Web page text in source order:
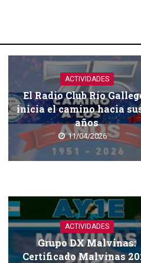
ACTIVIDADES
El Radio Club Río
inicia el camino hacia
años
11/04/2026
ACTIVIDADES
Grupo DX Malvinas:
Certificado Malvinas